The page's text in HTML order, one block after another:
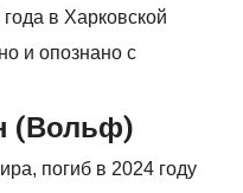
в Харковской
и опознано с
(Вольф)
погиб в 2024 году